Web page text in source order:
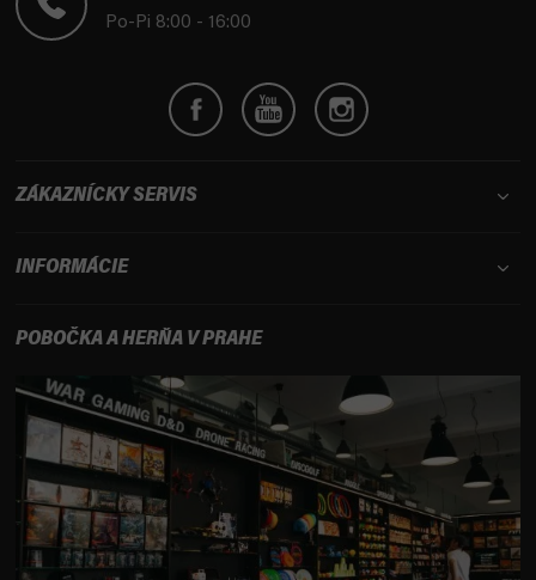
Po-Pi 8:00 - 16:00
ZÁKAZNÍCKY SERVIS
INFORMÁCIE
POBOČKA A HERŇA V PRAHE